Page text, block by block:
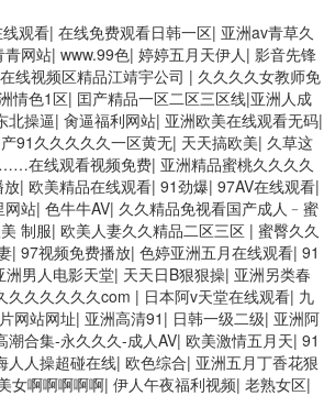
粉嫩视频免费在线播放 欧美黄片免费视频在
区三区狼群 一级二级久久久久 国产乱淫视频
品国产91久久久久久青青 A级毛片精品久久
综合激情小说一区 亚洲AV日韩在线观看 91
费黄色污污污 麻豆性爱视频中文字幕 avav大
观看 国产伦一区二区三区免费Ai 人妻少妇 第
亚洲AV无码专区体验小说 国精品无码一区
二区三 能在线看黄片的视频 黄色电影频道一
区欧美二区三页 国产成人自拍欧美在线 国产
二区三区三州 欧美亚洲日韩不卡在线在线观
美黄片精品一区二区三区 国产三级片久久精
成人中文有码在线 啪啪啪欧美一区二区 国产
欧美成人 国产一区二区欧美情色 国产精品喷
频 欧美一级网网 国产黄色观看 91爽人人爽人
区三区 91新人国产在线播放 91艹久久久久久
二区三区电影 丝袜人妻一区二区三区网站
在线观看二区 三级片一片黄一区 中日AV乱
观看| 在线免费观看日韩一区| 亚洲av青草久
青网站| www.99色| 婷婷五月天伊人| 影音先锋
线视频区精品江靖宇公司 | 久久久久女教师免
情色1区| 囯产精品一区二区三区线|亚洲人成
北操逼| 肏逼福利网站| 亚洲欧美在线观看无码|
91久久久久久一区黄无| 天天搞欧美| 久草这
在线观看视频免费| 亚洲精品蜜桃久久久久
放| 欧美精品在线观看| 91劲爆| 97AV在线观看|
网站| 色牛牛AV| 久久精品免视看国产成人﹣蜜
制服| 欧美人妻久久精品二区三区 | 蜜臀久久
| 97视频免费播放| 色婷亚洲五月在线观看| 91
洲男人电影天堂| 天天日B狠狠操| 亚洲另类春
久久久久久久com | 日本阿v天堂在线观看| 九
网站网址| 亚洲高清91 | 日韩一级二级| 亚洲阿
潮合集-永久久久-成人AV| 欧美激情五月天| 91
人人操超碰在线| 欧色综合| 亚洲五月丁香花狠
女啊啊啊啊啊| 伊人午夜福利视频| 老熟女区|